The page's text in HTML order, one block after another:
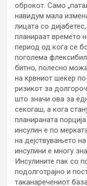
оброкот. Само
навидум мала
лицата со
планираат времето
период од кога се
поголема
битно, полесно
на крвниот шеќер
ризикот за
што значи ова за
секогаш, а кога
планираната
инсулин е по
на дејствувањето
инсулини е многу
Инсулините пак со
подолготрајно и
таканаречениот